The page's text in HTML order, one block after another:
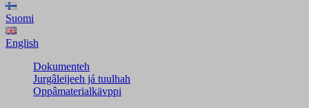
Suomi
English
Dokumenteh
Jurgâleijeeh já tuulhah
Oppâmaterialkävppi